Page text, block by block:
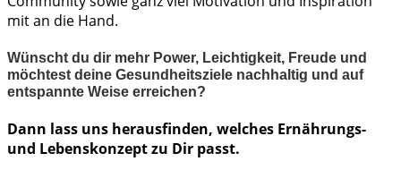
mit an die Hand.
Wünscht du dir mehr Power, Leichtigkeit, Freude und
möchtest deine Gesundheitsziele nachhaltig und auf
entspannte Weise erreichen?
Dann lass uns herausfinden, welches Ernährungs-
und Lebenskonzept zu Dir passt.